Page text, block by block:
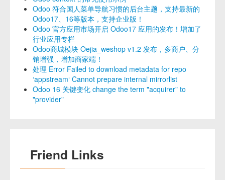
Odoo 符合国人菜单导航习惯的后台主题，支持最新的
Odoo17、16等版本，支持企业版！
Odoo 官方应用市场开启 Odoo17 应用的发布！增加了
行业应用专栏
Odoo商城模块 Oejia_weshop v1.2 发布，多商户、分
销增强，增加商家端！
处理 Error Failed to download metadata for repo
‘appstream‘ Cannot prepare internal mirrorlist
Odoo 16 关键变化 change the term "acquirer" to
"provider"
Friend Links